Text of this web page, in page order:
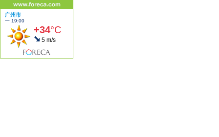
广州市
一 19:00
+34°C
5 m/s